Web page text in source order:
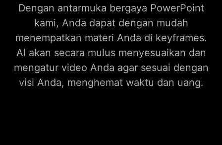
Dengan antarmuka bergaya PowerPoint
kami, Anda dapat dengan mudah
menempatkan materi Anda di keyframes.
AI akan secara mulus menyesuaikan dan
mengatur video Anda agar sesuai dengan
visi Anda, menghemat waktu dan uang.